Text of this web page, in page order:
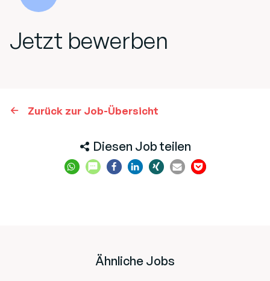
Jetzt bewerben
Zurück zur Job-Übersicht
Diesen Job teilen
Ähnliche Jobs